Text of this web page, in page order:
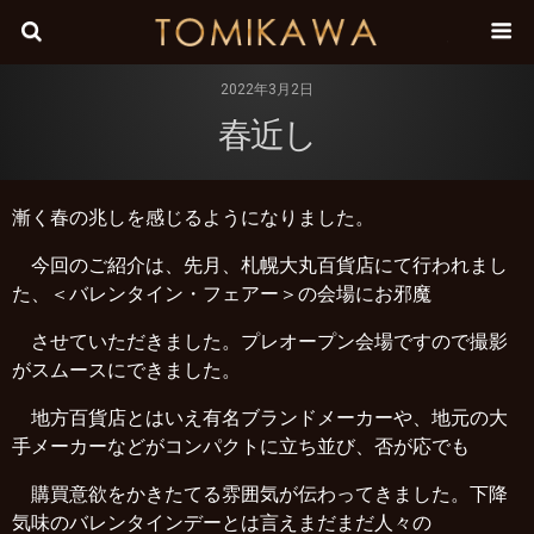
株式会
2022年3月2日
春近し
漸く春の兆しを感じるようになりました。
今回のご紹介は、先月、札幌大丸百貨店にて行われまし
た、＜バレンタイン・フェアー＞の会場にお邪魔
させていただきました。プレオープン会場ですので撮影
がスムースにできました。
地方百貨店とはいえ有名ブランドメーカーや、地元の大
手メーカーなどがコンパクトに立ち並び、否が応でも
購買意欲をかきたてる雰囲気が伝わってきました。下降
気味のバレンタインデーとは言えまだまだ人々の